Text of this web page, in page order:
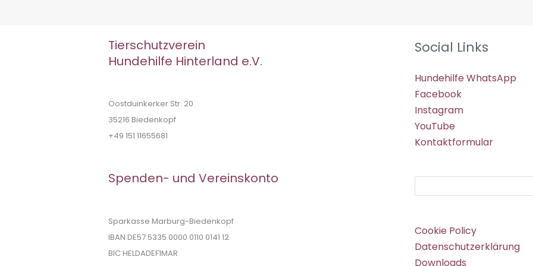
Tierschutzverein
Hundehilfe Hinterland e.V.
Oostduinkerker Str. 20
35216 Biedenkopf
+49 151 11655681
Spenden- und Vereinskonto
Sparkasse Marburg-Biedenkopf
IBAN DE57 5335 0000 0110 0141 12
BIC HELDADEF1MAR
Social Links
Hundehilfe WhatsApp
Facebook
Instagram
YouTube
Kontaktformular
Cookie Policy
Datenschutzerklärung
Downloads